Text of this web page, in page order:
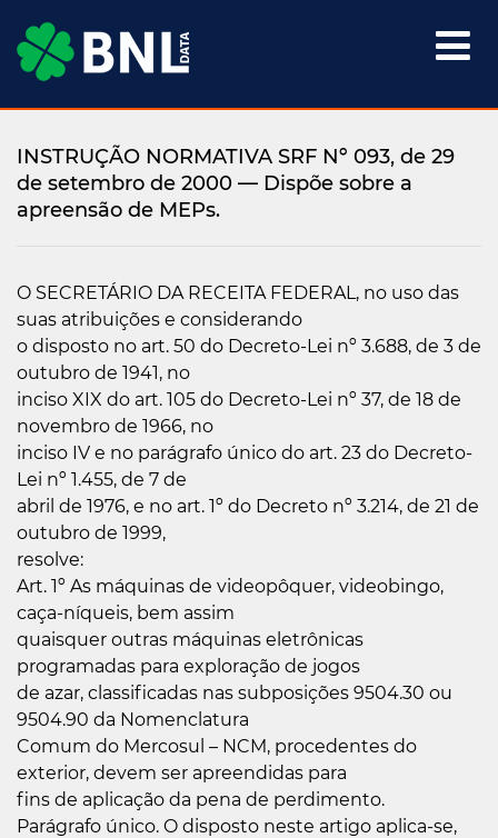

INSTRUÇÃO NORMATIVA SRF Nº 093, de 29
de setembro de 2000 — Dispõe sobre a
apreensão de MEPs.
O SECRETÁRIO DA RECEITA FEDERAL, no uso das
suas atribuições e considerando
o disposto no art. 50 do Decreto-Lei nº 3.688, de 3 de
outubro de 1941, no
inciso XIX do art. 105 do Decreto-Lei nº 37, de 18 de
novembro de 1966, no
inciso IV e no parágrafo único do art. 23 do Decreto-
Lei nº 1.455, de 7 de
abril de 1976, e no art. 1º do Decreto nº 3.214, de 21 de
outubro de 1999,
resolve:
Art. 1º As máquinas de videopôquer, videobingo,
caça-níqueis, bem assim
quaisquer outras máquinas eletrônicas
programadas para exploração de jogos
de azar, classificadas nas subposições 9504.30 ou
9504.90 da Nomenclatura
Comum do Mercosul – NCM, procedentes do
exterior, devem ser apreendidas para
fins de aplicação da pena de perdimento.
Parágrafo único. O disposto neste artigo aplica-se,